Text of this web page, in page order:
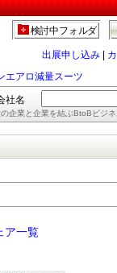
検討中フォルダ
出展申し込み
エアロ減量スーツ
社名
企業と企業を結ぶBtoBビジ
ア一覧